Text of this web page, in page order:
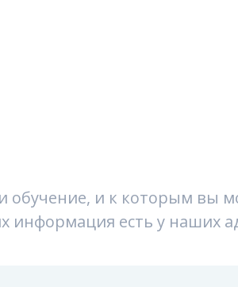
обучение, и к которым вы
информация есть у наших